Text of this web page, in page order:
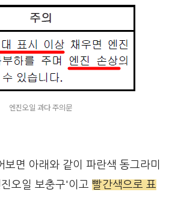
엔진오일 과다 주의문
보면 아래와 같이 파란색 동그라미
오일 보충구'이고 빨간색으로 표